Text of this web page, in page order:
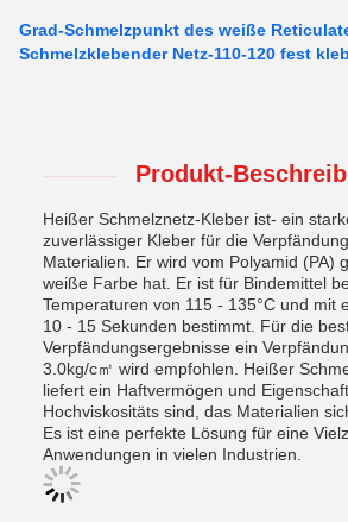
Grad-Schmelzpunkt des weiße
Schmelzklebender Netz-110-120 fest
Produkt-
Heißer Schmelznetz-Kleber ist- ein
zuverlässiger Kleber für die
Materialien. Er wird vom Polyamid (PA)
weiße Farbe hat. Er ist für Bindemittel
Temperaturen von 115 - 135°C und mit
10 - 15 Sekunden bestimmt. Für die
Verpfändungsergebnisse ein
3.0kg/c㎡ wird empfohlen. Heißer
liefert ein Haftvermögen und
Hochviskositäts sind, das Materialien
Es ist eine perfekte Lösung für eine
Anwendungen in vielen Industrien.